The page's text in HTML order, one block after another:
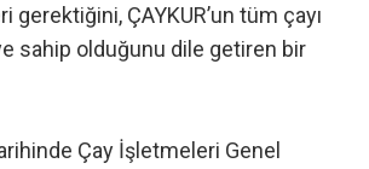
ÇAYKUR’un tüm çayı
sahip olduğunu dile getiren bir
Çay İşletmeleri Genel